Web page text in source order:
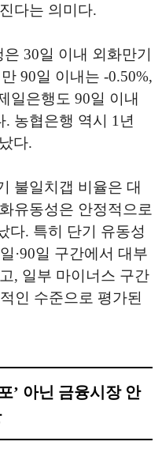
다는 의미다.
30일 이내 외화만기
90일 이내는 -0.50%,
일은행도 90일 이내
농협은행 역시 1년
다.
불일치갭 비율은 대
유동성은 안정적으로
다. 특히 단기 유동성
·90일 구간에서 대부
, 일부 마이너스 구간
인 수준으로 평가된
’ 아닌 금융시장 안